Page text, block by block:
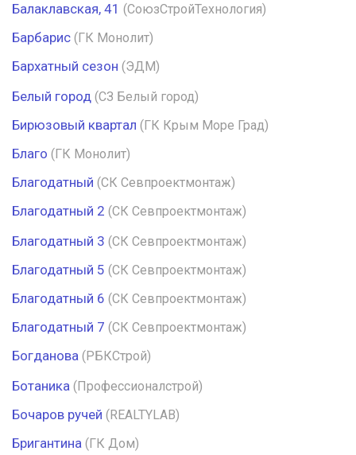
Балаклавская, 41 (СоюзСтройТехнология)
Барбарис (ГК Монолит)
Бархатный сезон (ЭДМ)
Белый город (СЗ Белый город)
Бирюзовый квартал (ГК Крым Море Град)
Благо (ГК Монолит)
Благодатный (СК Севпроектмонтаж)
Благодатный 2 (СК Севпроектмонтаж)
Благодатный 3 (СК Севпроектмонтаж)
Благодатный 5 (СК Севпроектмонтаж)
Благодатный 6 (СК Севпроектмонтаж)
Благодатный 7 (СК Севпроектмонтаж)
Богданова (РБКСтрой)
Ботаника (Профессионалстрой)
Бочаров ручей (REALTYLAB)
Бригантина (ГК Дом)